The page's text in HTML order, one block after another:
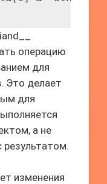
операцию
для
Это делает
для
а не
изменения